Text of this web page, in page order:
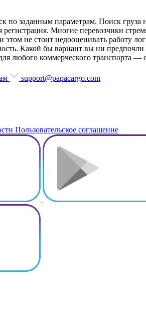
заданным параметрам. Поиск груза
Многие перевозчики
не стоит недооценивать работу
Какой бы вариант вы ни
любого коммерческого транспорта
support@papacargo.com
Пользовательское соглашение